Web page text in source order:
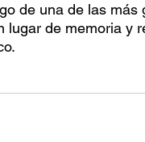
de una de las
lugar de memoria y